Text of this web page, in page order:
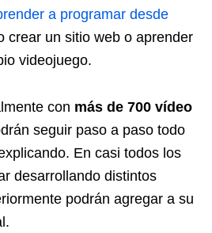
a programar desde
crear un sitio web o aprender
videojuego.
con más de 700 vídeo
seguir paso a paso todo
En casi todos los
desarrollando distintos
podrán agregar a su